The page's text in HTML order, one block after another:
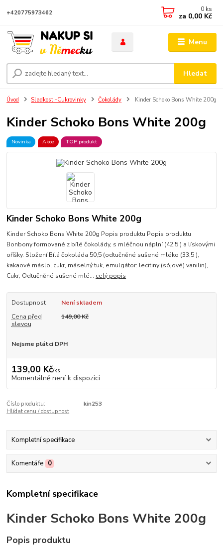
Menu
Hledat
+420775973462 0 ks
za 0,00 Kč
Úvod Sladkosti-Cukrovinky Čokolády Kinder Schoko Bons White 200g
Kinder Schoko Bons White 200g
Novinka Akce TOP produkt
Kinder Schoko Bons White 200g
Kinder Schoko Bons White 200g Popis produktu Popis produktu
Bonbony formované z bílé čokolády, s mléčnou náplní (42,5 ) a lískovými
oříšky. Složení Bílá čokoláda 50,5 (odtučněné sušené mléko (33,5 ),
kakaové máslo, cukr, máselný tuk, emulgátor: lecitiny (sójové) vanilin),
Cukr, Odtučněné sušené mlé... celý popis
Dostupnost
Není skladem
Cena před
slevou
149,00 Kč
Nejsme plátci DPH
139,00 Kč/ks
Momentálně není k dispozici
Číslo produktu:
kin253
Hlídat cenu / dostupnost
Kompletní specifikace
Komentáře 0
Kompletní specifikace
Kinder Schoko Bons White 200g
Popis produktu